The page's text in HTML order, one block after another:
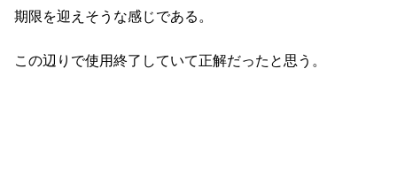
期限を迎えそうな感じである。
この辺りで使用終了していて正解だったと思う。